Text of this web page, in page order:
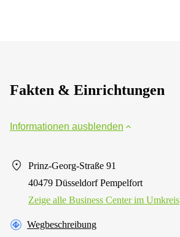
Fakten & Einrichtungen
Informationen ausblenden
Prinz-Georg-Straße 91
40479 Düsseldorf Pempelfort
Zeige alle Business Center im Umkreis
Wegbeschreibung